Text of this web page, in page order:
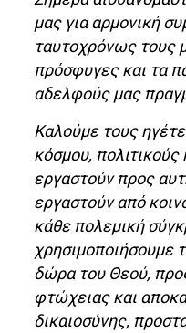
μας για αρμονική
ταυτοχρόνως τους
πρόσφυγες και τα
αδελφούς μας
Καλούμε τους
κόσμου, πολιτικούς
εργαστούν προς
εργαστούν από
κάθε πολεμική
χρησιμοποιήσουμε
δώρα του Θεού,
φτώχειας και
δικαιοσύνης,